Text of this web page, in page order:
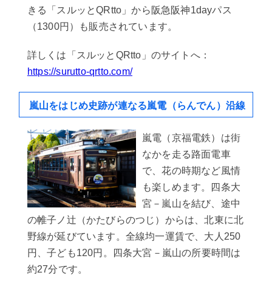
きる「スルッとQRtto」から阪急阪神1dayパス
（1300円）も販売されています。
詳しくは「スルッとQRtto」のサイトへ：
https://surutto-qrtto.com/
嵐山をはじめ史跡が連なる嵐電（らんでん）沿線
嵐電（京福電鉄）は街
なかを走る路面電車
で、花の時期など風情
も楽しめます。四条大
宮－嵐山を結び、途中
の帷子ノ辻（かたびらのつじ）からは、北東に北
野線が延びています。全線均一運賃で、大人250
円、子ども120円。四条大宮－嵐山の所要時間は
約27分です。